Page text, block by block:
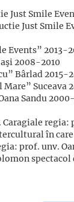
Smile
Just Smile
Events” 2013-
2008-2010
Bârlad 2015-
Suceava
Sandu
regia:
în
prof. unv.
spectacol